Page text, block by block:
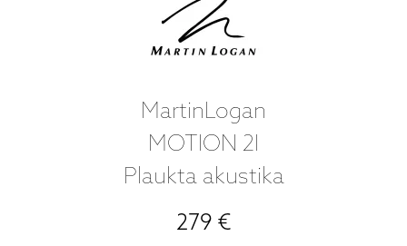
MartinLogan
MOTION 2I
Plaukta akustika
279 €